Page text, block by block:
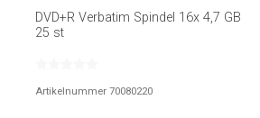
DVD+R Verbatim Spindel 16x 4,7 GB
25 st
Artikelnummer 70080220